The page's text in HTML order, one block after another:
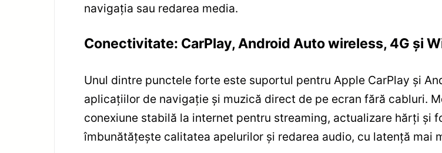
navigația sau redarea media.
Conectivitate: CarPlay, Android Auto wireless, 4G și
Unul dintre punctele forte este suportul pentru Apple CarPlay și
aplicațiilor de navigație și muzică direct de pe ecran fără cabluri.
conexiune stabilă la internet pentru streaming, actualizare hărți și
îmbunătățește calitatea apelurilor și redarea audio, cu latență mai